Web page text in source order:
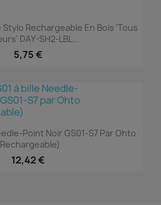
Stylo Rechargeable En Bois 'tous
DAY-SH2-LBL...
5,75 €
Point Noir GS01-S7 Par Ohto
12,42 €